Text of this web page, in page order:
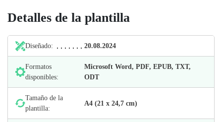
Detalles de la plantilla
Diseñado: 20.08.2024
Formatos
disponibles:
Microsoft Word, PDF, EPUB, TXT,
ODT
Tamaño de la
plantilla:
А4 (21 х 24,7 cm)